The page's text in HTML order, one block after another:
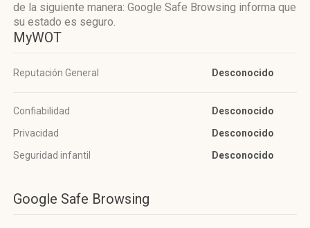
de la siguiente manera: Google Safe Browsing informa que
su estado es seguro.
MyWOT
Reputación General Desconocido
Confiabilidad
Desconocido
Privacidad
Desconocido
Seguridad infantil
Desconocido
Google Safe Browsing